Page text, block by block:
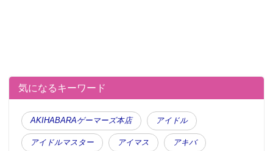
気になるキーワード
AKIHABARAゲーマーズ本店 アイドル
アイドルマスター アイマス アキバ